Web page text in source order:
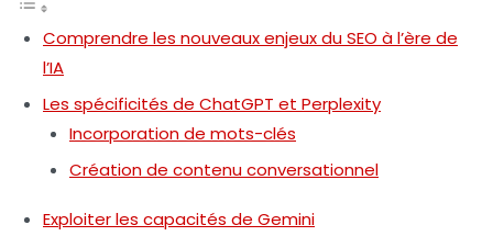
Comprendre les nouveaux enjeux du SEO à l’ère de
l’IA
Les spécificités de ChatGPT et Perplexity
Incorporation de mots-clés
Création de contenu conversationnel
Exploiter les capacités de Gemini